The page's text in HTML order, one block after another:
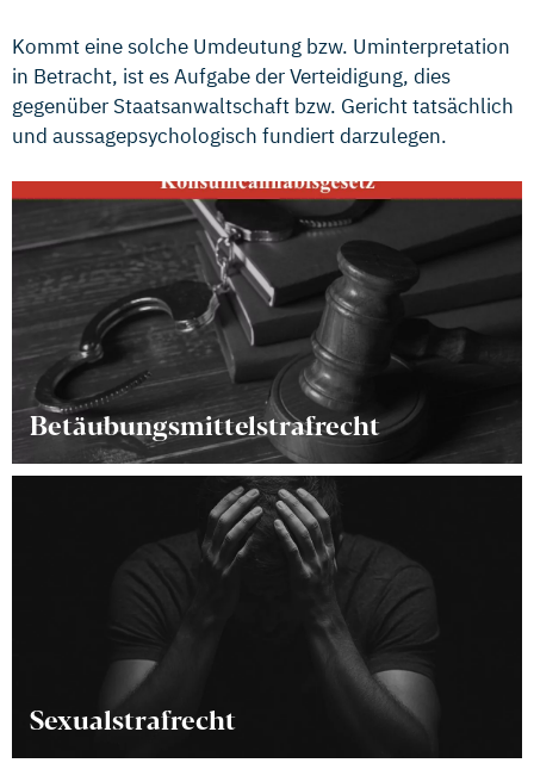
Kommt eine solche Umdeutung bzw. Uminterpretation
in Betracht, ist es Aufgabe der Verteidigung, dies
gegenüber Staatsanwaltschaft bzw. Gericht tatsächlich
und aussagepsychologisch fundiert darzulegen.
Betäubungsmittelstrafrecht
Das Betäubungsmittelstrafrecht (BtM-Recht) bzw.
Drogenstrafrecht gehört zum sogenannten
Nebenstrafrecht. Die maßgeblichen Strafrechtsnormen
befinden sich nicht im Strafgesetzbuch, sondern
beispielsweise im Betäubungsmittelgesetz (BtMG) und
dem Neue-psychoaktive-Stoffe-Gesetz (NpSG). Zentralen
Vorschriften des BtM-Rechts sind die §§ 29 ff. BtMG.
Erfahren Sie mehr →
Sexualstrafrecht